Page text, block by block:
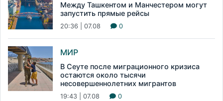
Между Ташкентом и Манчестером могут
запустить прямые рейсы
20:36 | 07.08 0
МИР
В Сеуте после миграционного кризиса
остаются около тысячи
несовершеннолетних мигрантов
19:43 | 07.08 0